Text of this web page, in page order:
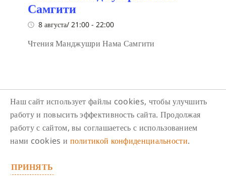
Самгити
8 августа/ 21:00 - 22:00
Чтения Манджушри Нама Самгити
Следите за нами в соцсетях
Наш сайт использует файлы cookies, чтобы улучшить
работу и повысить эффективность сайта. Продолжая
работу с сайтом, вы соглашаетесь с использованием
нами cookies и политикой конфиденциальности.
ПРИНЯТЬ